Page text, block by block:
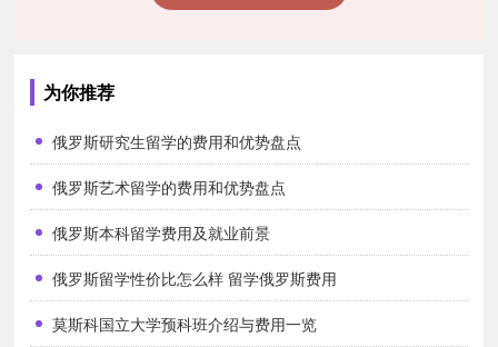
2.中俄互认学历，教学质量高
众多国家签有学历互认的协议，凭着其高水准的教育，其颁发的学历
俄罗斯的高等教育已有百年的历史，具有良好的传统和极高
的国际声誉。俄罗斯现有700多所大学、学院和教育机构，所有的俄
罗斯公民均有机会接受高等教育。
3.宽进严出，入学简单
只要具备高中以上文凭，均可进入俄罗斯的任何一所大学预
为你推荐
俄罗斯研究生留学的费用和优势盘点
俄罗斯艺术留学的费用和优势盘点
俄罗斯本科留学费用及就业前景
俄罗斯留学性价比怎么样 留学俄罗斯费用
莫斯科国立大学预科班介绍与费用一览